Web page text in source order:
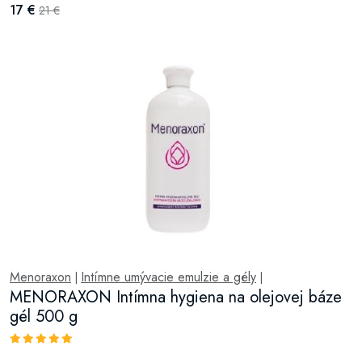
17 € 21 €
Menoraxon Intímne umývacie emulzie a gély
MENORAXON Intímna hygiena na olejovej báze
gél 500 g